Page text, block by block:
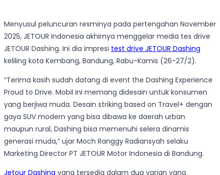
Menyusul peluncuran resminya pada pertengahan November
2025, JETOUR Indonesia akhirnya menggelar media tes drive
JETOUR Dashing. Ini dia impresi test drive JETOUR Dashing
keliling kota Kembang, Bandung, Rabu-Kamis (26-27/2).
“Terima kasih sudah datang di event the Dashing Experience
Proud to Drive. Mobil ini memang didesain untuk konsumen
yang berjiwa muda. Desain striking based on Travel+ dengan
gaya SUV modern yang bisa dibawa ke daerah urban
maupun rural, Dashing bisa memenuhi selera dinamis
generasi muda,” ujar Moch Ranggy Radiansyah selaku
Marketing Director PT JETOUR Motor Indonesia di Bandung.
Jetour Dashing yang tersedia dalam dua varian yang